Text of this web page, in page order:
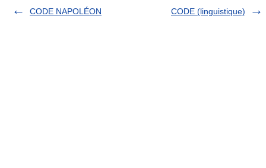
CODE NAPOLÉON
CODE (linguistique)